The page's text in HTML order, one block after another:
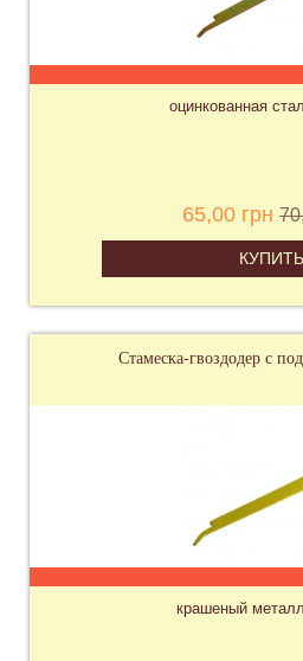
оцинкованная
65,00 грн
КУПИТЬ
Стамеска-гвоздодер с
крашеный